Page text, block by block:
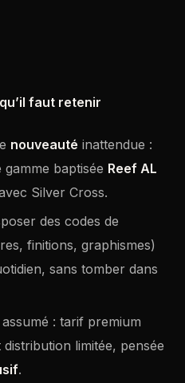
faut retenir
nouveauté inattendue :
baptisée Reef AL
Silver Cross.
des codes de
finitions, graphismes)
sans tomber dans
: tarif premium
distribution limitée, pensée
.